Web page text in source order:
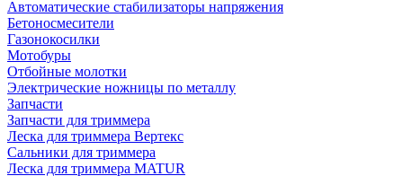
Автоматические стабилизаторы напряжения
Бетоносмесители
Газонокосилки
Мотобуры
Отбойные молотки
Электрические ножницы по металлу
Запчасти
Запчасти для триммера
Леска для триммера Вертекс
Сальники для триммера
Леска для триммера MATUR